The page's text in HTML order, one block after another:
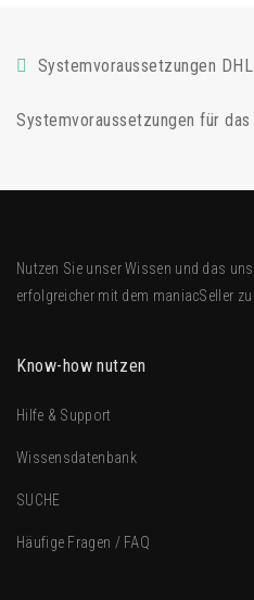
Systemvoraussetzungen
Systemvoraussetzungen für
Nutzen Sie unser Wissen und das
erfolgreicher mit dem maniacSeller
Know-how nutzen
Hilfe & Support
Wissensdatenbank
SUCHE
Häufige Fragen / FAQ